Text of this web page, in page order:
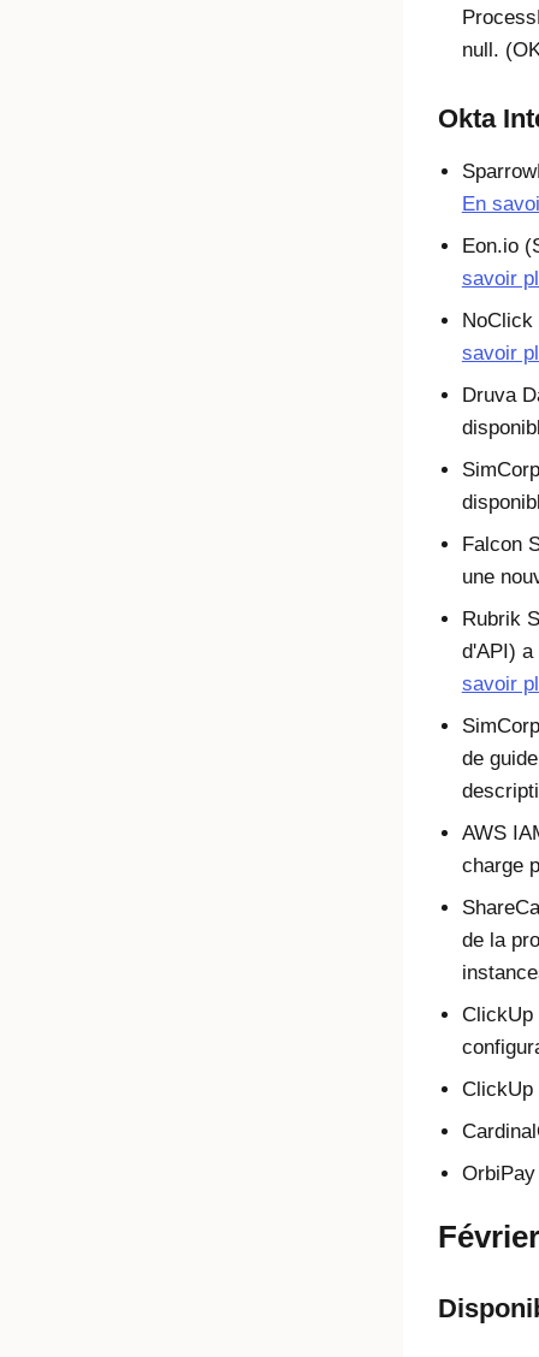
null.
Okta
En
Eon.io
savoir
savoir
Druva
Falcon
une
Rubrik
d'API) a
savoir
de
AWS
charge
de la
ClickUp
ClickUp